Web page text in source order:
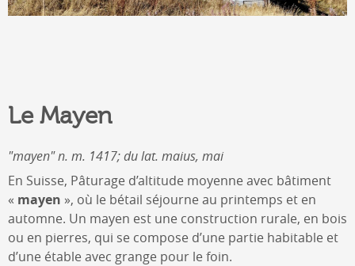
Le Mayen
"mayen" n. m. 1417; du lat. maius, mai
En Suisse, Pâturage d’altitude moyenne avec bâtiment
« mayen », où le bétail séjourne au printemps et en
automne. Un mayen est une construction rurale, en bois
ou en pierres, qui se compose d’une partie habitable et
d’une étable avec grange pour le foin.